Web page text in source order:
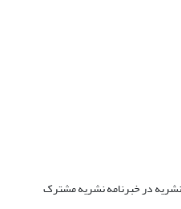
نشریه در خبرنامه نشریه مشترک